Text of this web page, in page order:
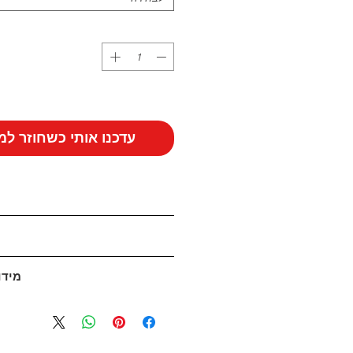
עדכנו אותי כשחוזר
במידה ואינך מרוצה מהפריט
ולקבל עדכון כאשר המידה חוזרת